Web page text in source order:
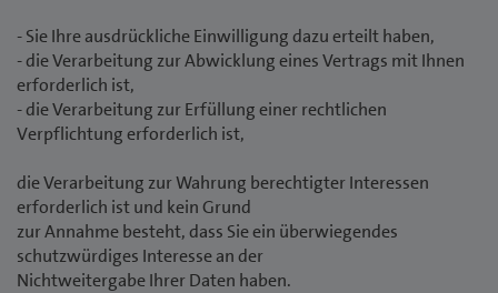
- Sie Ihre ausdrückliche Einwilligung dazu erteilt haben,
- die Verarbeitung zur Abwicklung eines Vertrags mit Ihnen
erforderlich ist,
- die Verarbeitung zur Erfüllung einer rechtlichen
Verpflichtung erforderlich ist,
die Verarbeitung zur Wahrung berechtigter Interessen
erforderlich ist und kein Grund
zur Annahme besteht, dass Sie ein überwiegendes
schutzwürdiges Interesse an der
Nichtweitergabe Ihrer Daten haben.